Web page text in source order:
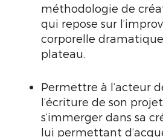
méthodologie de
qui repose sur
corporelle
plateau.
Permettre à l’acteur
l’écriture de son
s’immerger dans sa
lui permettant